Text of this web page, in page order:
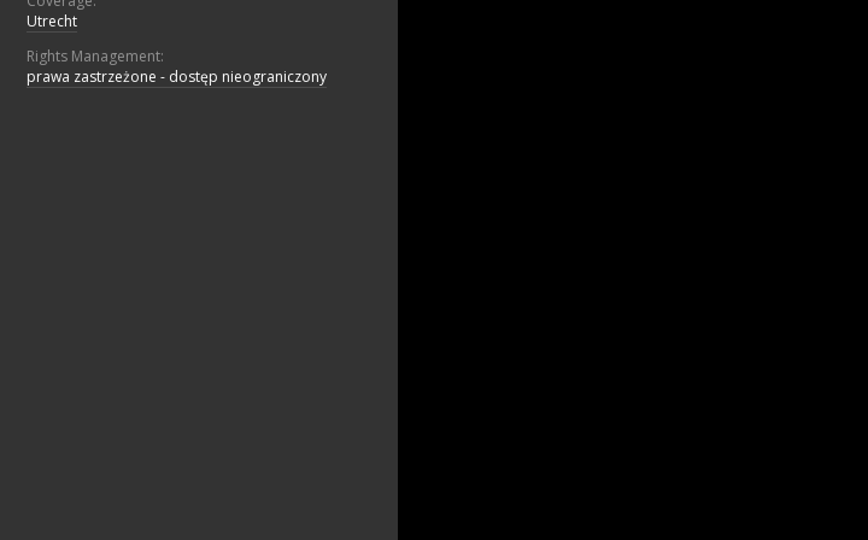
Utrecht
Rights Management:
prawa zastrzeżone - dostęp nieograniczony